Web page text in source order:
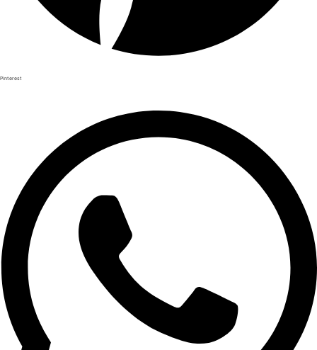
Pinterest